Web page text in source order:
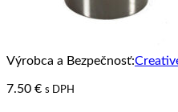
Výrobca a Bezpečnosť:
7.50 € s DPH